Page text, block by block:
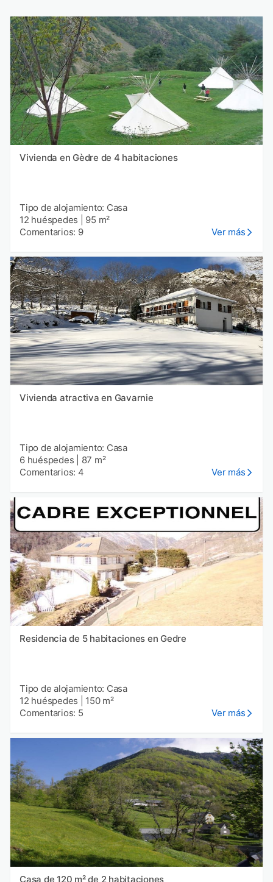
Vivienda en Gèdre de 4 habitaciones
Tipo de alojamiento: Casa
12 huéspedes
95 m²
Comentarios: 9
Ver más
Vivienda atractiva en Gavarnie
Tipo de alojamiento: Casa
6 huéspedes
87 m²
Comentarios: 4
Ver más
Residencia de 5 habitaciones en Gedre
Tipo de alojamiento: Casa
12 huéspedes
150 m²
Comentarios: 5
Ver más
Casa de 120 m² de 2 habitaciones